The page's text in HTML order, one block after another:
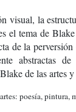
visual, la
el tema de
de la
abstractas
de las artes
poesía, pintura,